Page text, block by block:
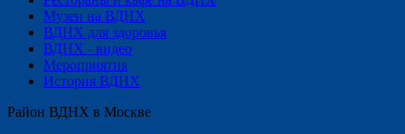
Музеи на ВДНХ
ВДНХ для здоровья
ВДНХ - видео
Мероприятия
История ВДНХ
Район ВДНХ в Москве